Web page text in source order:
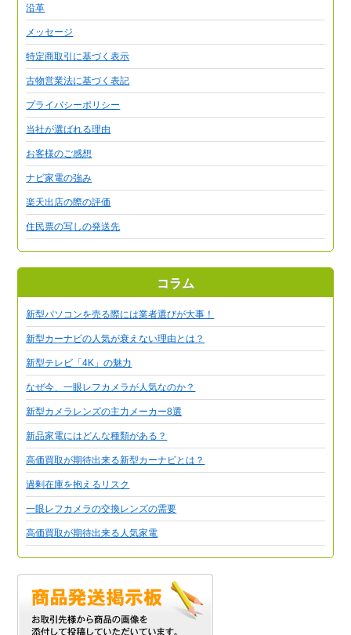
沿革
メッセージ
特定商取引に基づく表示
古物営業法に基づく表記
プライバシーポリシー
当社が選ばれる理由
お客様のご感想
ナビ家電の強み
楽天出店の際の評価
住民票の写しの発送先
コラム
新型パソコンを売る際には業者選びが大事！
新型カーナビの人気が衰えない理由とは？
新型テレビ「4K」の魅力
なぜ今、一眼レフカメラが人気なのか？
新型カメラレンズの主力メーカー8選
新品家電にはどんな種類がある？
高価買取が期待出来る新型カーナビとは？
過剰在庫を抱えるリスク
一眼レフカメラの交換レンズの需要
高価買取が期待出来る人気家電